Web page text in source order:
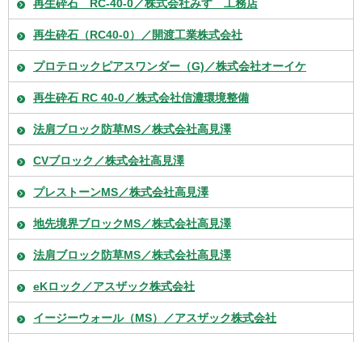
再生砕石 RC-40-0／株式会社みすゞ工務店
再生砕石（RC40-0）／開渡工業株式会社
プロテロックピアスワンダー（G)／株式会社オーイケ
再生砕石 RC 40-0／株式会社信濃環境整備
法肩ブロック防草MS／株式会社高見澤
CVブロック／株式会社高見澤
プレストーンMS／株式会社高見澤
地先境界ブロックMS／株式会社高見澤
法肩ブロック防草MS／株式会社高見澤
eKロック／アスザック株式会社
イージーウォール（MS）／アスザック株式会社